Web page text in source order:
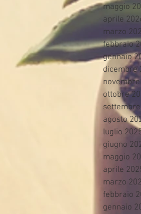
maggio
aprile
marzo
febbraio
gennaio
dicembre
ottobre
agosto
luglio
giugno
maggio
aprile
marzo
febbraio
gennaio